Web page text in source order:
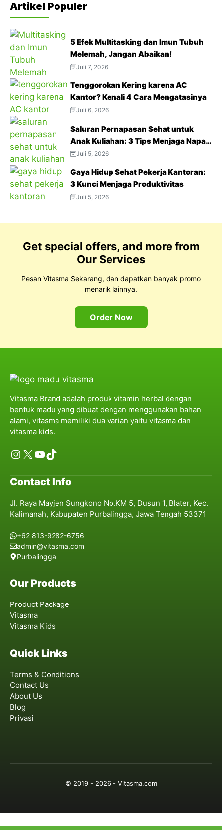
Artikel Populer
5 Efek Multitasking dan Imun Tubuh
Melemah, Jangan Abaikan!
Juli 7, 2026
Tenggorokan Kering karena AC
Kantor? Kenali 4 Cara Mengatasinya
Juli 6, 2026
Saluran Pernapasan Sehat untuk
Anak Kuliahan: 3 Tips Menjaga Napas
Tetap Optimal di Tengah Aktivitas
Juli 5, 2026
Gaya Hidup Sehat Pekerja Kantoran:
3 Kunci Menjaga Produktivitas
Juli 5, 2026
Get special offers, and more from
Our Services
Pesan Vitasma Sekarang, dan dapatkan banyak promo
menarik lainnya.
Order Now
Vitasma Brand adalah produk vitamin herbal dengan
bentuk madu yang dibuat dengan menggunakan bahan
alami, vitasma memiliki dua varian yaitu vitasma dan
vitasma kids.
Instagram
X YouTube
TikTok
Contact Info
Jl. Raya Mayjen Sungkono No.KM 5, Dusun 1, Blater, Kec.
Kalimanah, Kabupaten Purbalingga, Jawa Tengah 53371
+62 813-9282-6756
admin@vitasma.com
Purbalingga
Our Products
Product Package
Vitasma
Vitasma Kids
Quick Links
Terms & Conditions
Contact Us
About Us
Blog
Privasi
© 2019 - 2026 - Vitasma.com